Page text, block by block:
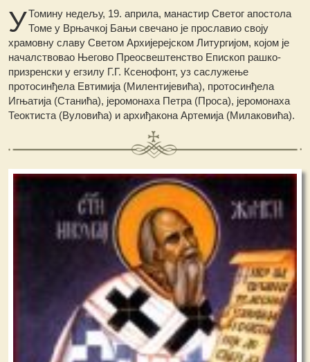
УТомину недељу, 19. априла, манастир Светог апостола
Томе у Врњачкој Бањи свечано је прославио своју
храмовну славу Светом Архијерејском Литургијом, којом је
началствовао Његово Преосвештенство Епископ рашко-
призренски у егзилу Г.Г. Ксенофонт, уз саслужење
протосинђела Евтимија (Милентијевића), протосинђела
Игњатија (Станића), јеромонаха Петра (Проса), јеромонаха
Теоктиста (Вуловића) и архиђакона Артемија (Милаковића).